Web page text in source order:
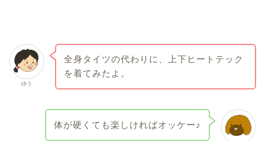
ゆう
全身タイツの代わりに、上下ヒートテック
を着てみたよ。
体が硬くても楽しければオッケー♪